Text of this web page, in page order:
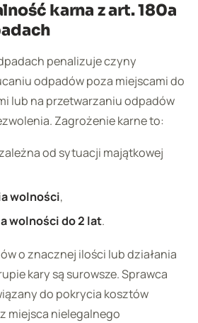
karna z art. 180a
penalizuje czyny
odpadów poza miejscami do
lub na przetwarzaniu odpadów
Zagrożenie karne to:
od sytuacji majątkowej
wolności,
wolności do 2 lat.
o znacznej ilości lub działania
kary są surowsze. Sprawca
do pokrycia kosztów
miejsca nielegalnego